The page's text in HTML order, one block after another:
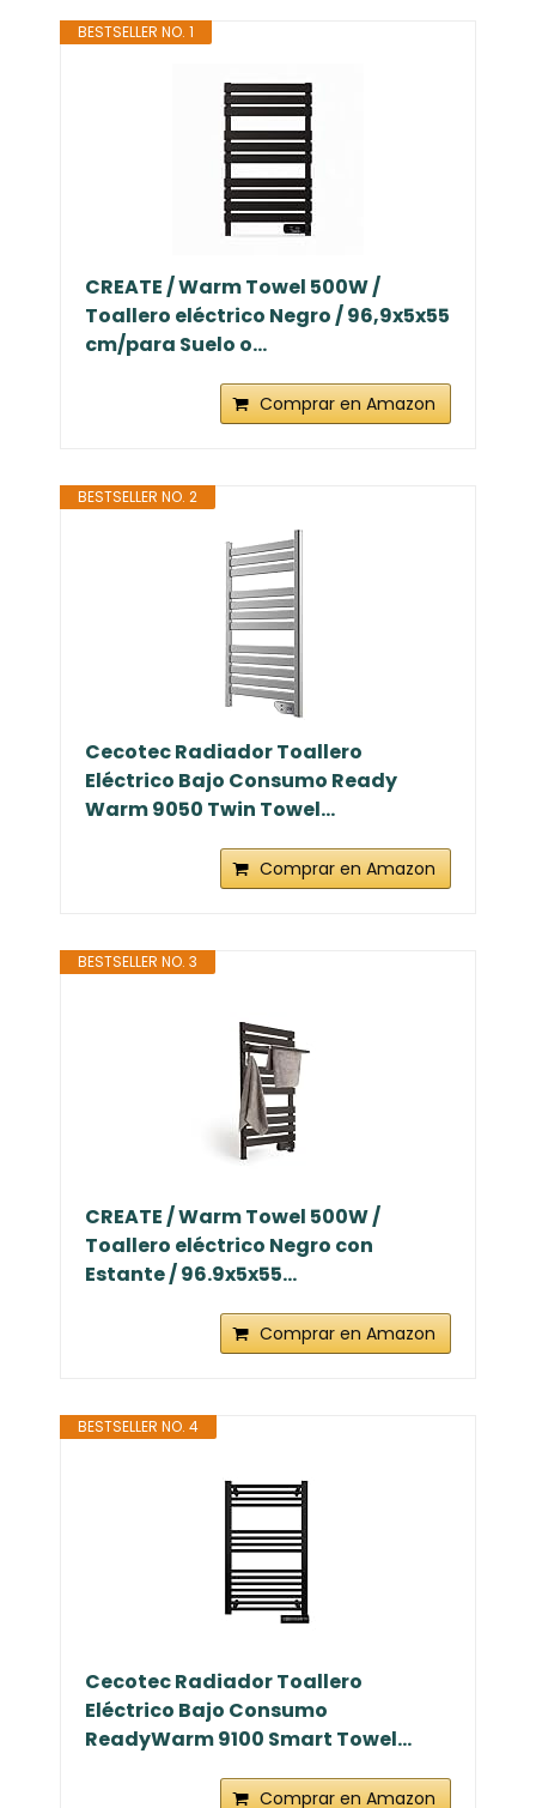
BESTSELLER NO. 1
CREATE / Warm Towel 500W /
Toallero eléctrico Negro / 96,9x5x55
cm/para Suelo o...
Comprar en Amazon
BESTSELLER NO. 2
Cecotec Radiador Toallero
Eléctrico Bajo Consumo Ready
Warm 9050 Twin Towel...
Comprar en Amazon
BESTSELLER NO. 3
CREATE / Warm Towel 500W /
Toallero eléctrico Negro con
Estante / 96.9x5x55...
Comprar en Amazon
BESTSELLER NO. 4
Cecotec Radiador Toallero
Eléctrico Bajo Consumo
ReadyWarm 9100 Smart Towel...
Comprar en Amazon